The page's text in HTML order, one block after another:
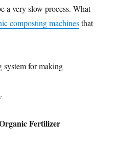
a very slow process. What
composting machinesthat
Fertilizer